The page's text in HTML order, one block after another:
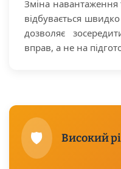
Зміна
відбувається
дозволяє
вправ, а не на
🛡️ Високий